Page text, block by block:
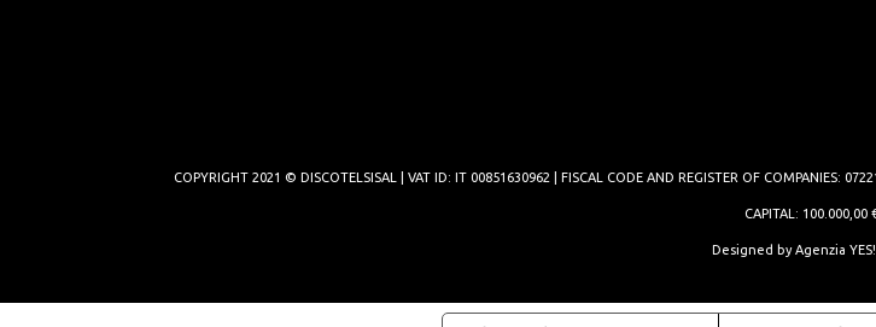
COPYRIGHT 2021 © DISCOTELSISAL | VAT ID: IT 00851630962 | FISCAL CODE AND REGISTER OF COMPANIES:
CAPITAL: 100.000,00
Designed byAgenzia